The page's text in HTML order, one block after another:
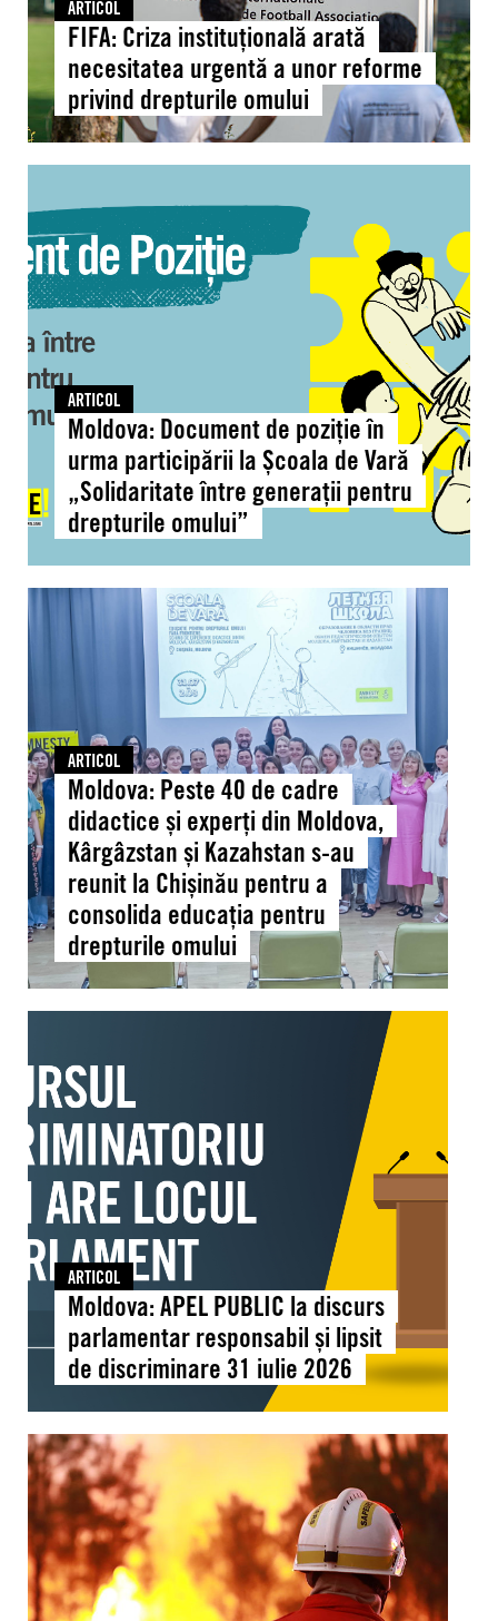
drepturile
omului
ARTICOL
FIFA: Criza instituțională arată
necesitatea urgentă a unor reforme
privind drepturile omului
Document
de
poziție
în
urma
participării
Școala
de
„Solidaritate
între
generații
omului”
ARTICOL
Moldova: Document de poziție în
urma participării la Școala de Vară
„Solidaritate între generații pentru
drepturile omului”
Moldova:
Peste
didactice
și
experți
din
Moldova,
Kârgâzstan
și
Kazahstan
s-
au
pentru
a
consolida
educația
pentru
drepturile
omului
ARTICOL
Moldova: Peste 40 de cadre
didactice și experți din Moldova,
Kârgâzstan și Kazahstan s-au
reunit la Chișinău pentru a
consolida educația pentru
drepturile omului
PUBLIC
la
discurs
parlamentar
responsabil
lipsit
de
discriminare
iulie
2026
ARTICOL
Moldova: APEL PUBLIC la discurs
parlamentar responsabil și lipsit
de discriminare 31 iulie 2026
Global:
Căldura
extremă
scoate
la
iveală
o